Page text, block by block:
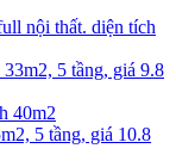
nội thất. diện tích
5 tầng, giá 9.8
40m2
5 tầng, giá 10.8